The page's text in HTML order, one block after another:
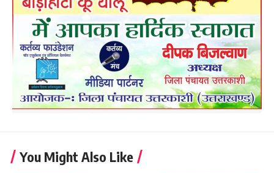
You Might Also Like